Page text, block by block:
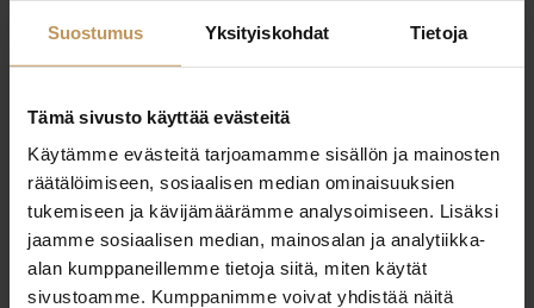
Suostumus Yksityiskohdat Tietoja
Tämä sivusto käyttää evästeitä
Käytämme evästeitä tarjoamamme sisällön ja mainosten
räätälöimiseen, sosiaalisen median ominaisuuksien
tukemiseen ja kävijämäärämme analysoimiseen. Lisäksi
jaamme sosiaalisen median, mainosalan ja analytiikka-
alan kumppaneillemme tietoja siitä, miten käytät
sivustoamme. Kumppanimme voivat yhdistää näitä
+358505691732
linda.leino@haavelkv.fi